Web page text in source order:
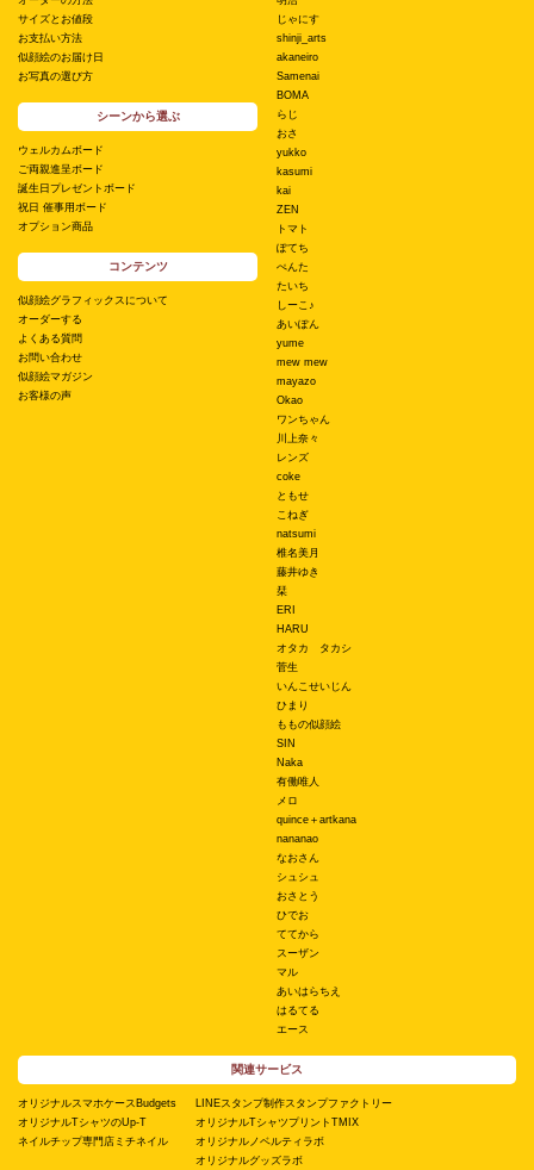
サイズとお値段
お支払い方法
似顔絵のお届け日
お写真の選び方
シーンから選ぶ
ウェルカムボード
ご両親進呈ボード
誕生日プレゼントボード
祝日 催事用ボード
オプション商品
コンテンツ
似顔絵グラフィックスについて
オーダーする
よくある質問
お問い合わせ
似顔絵マガジン
お客様の声
じゃにす
shinji_arts
akaneiro
Samenai
BOMA
らじ
おさ
yukko
kasumi
kai
ZEN
トマト
ぽてち
ぺんた
たいち
しーこ♪
あいぽん
yume
mew mew
mayazo
Okao
ワンちゃん
川上奈々
レンズ
coke
ともせ
こねぎ
natsumi
椎名美月
藤井ゆき
栞
ERI
HARU
オタカ タカシ
菅生
いんこせいじん
ひまり
ももの似顔絵
SIN
Naka
有働唯人
メロ
quince＋artkana
nananao
なおさん
シュシュ
おさとう
ひでお
ててから
スーザン
マル
あいはらちえ
はるてる
エース
関連サービス
オリジナルスマホケースBudgets
オリジナルTシャツのUp-T
ネイルチップ専門店ミチネイル
LINEスタンプ制作スタンプファクトリー
オリジナルTシャツプリントTMIX
オリジナルノベルティラボ
オリジナルグッズラボ